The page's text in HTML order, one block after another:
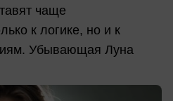
чаще
к логике, но и к
Убывающая Луна